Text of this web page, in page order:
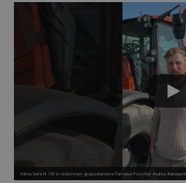
Valtra Serie N 135 w rodzinnym gospodarstwie Państwa Pszonka! #valtra